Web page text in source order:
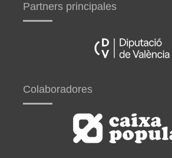
Partners principales
Colaboradores